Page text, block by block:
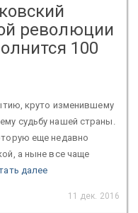
революции
100
круто изменившему
судьбу нашей страны.
еще недавно
а ныне все чаще
далее
11 дек. 2016